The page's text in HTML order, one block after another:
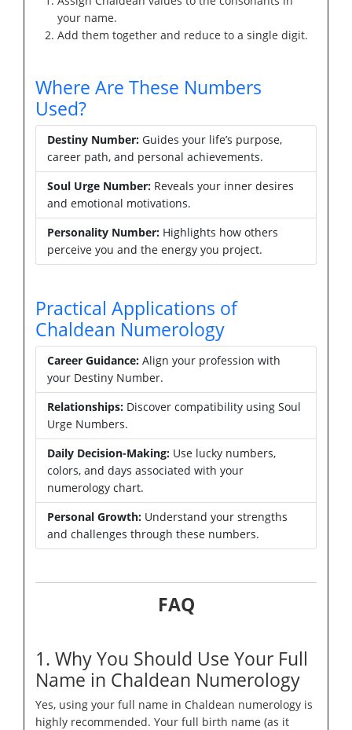
your name.
Add them together and reduce to a single digit.
Where Are These Numbers
Used?
Destiny Number: Guides your life’s purpose,
career path, and personal achievements.
Soul Urge Number: Reveals your inner desires
and emotional motivations.
Personality Number: Highlights how others
perceive you and the energy you project.
Practical Applications of
Chaldean Numerology
Career Guidance: Align your profession with
your Destiny Number.
Relationships: Discover compatibility using Soul
Urge Numbers.
Daily Decision-Making: Use lucky numbers,
colors, and days associated with your
numerology chart.
Personal Growth: Understand your strengths
and challenges through these numbers.
FAQ
1. Why You Should Use Your Full
Name in Chaldean Numerology
Yes, using your full name in Chaldean numerology is
highly recommended. Your full birth name (as it